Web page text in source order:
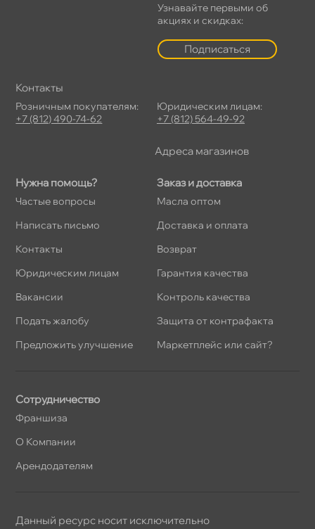
Нужна помощь?
Частые вопросы
Написать письмо
Контакты
Юридическим лицам
акансии
Подать жалобу
Предложить улучшение
Заказ и доставка
Масла оптом
Доставка и оплата
озврат
Гарантия качества
Контроль качества
Защита от контрафакта
Маркетплейс или сайт?
Узнавайте первыми о
акциях и скидках:
Подписаться
Сотрудничество
Франшиза
О Компании
Арендодателям
Контакты
Розничным покупателям:
+7 (812) 490-74-62
Юридическим лицам:
+7 (812) 564-49-92
Адреса магазино
Данный ресурс носит исключительно